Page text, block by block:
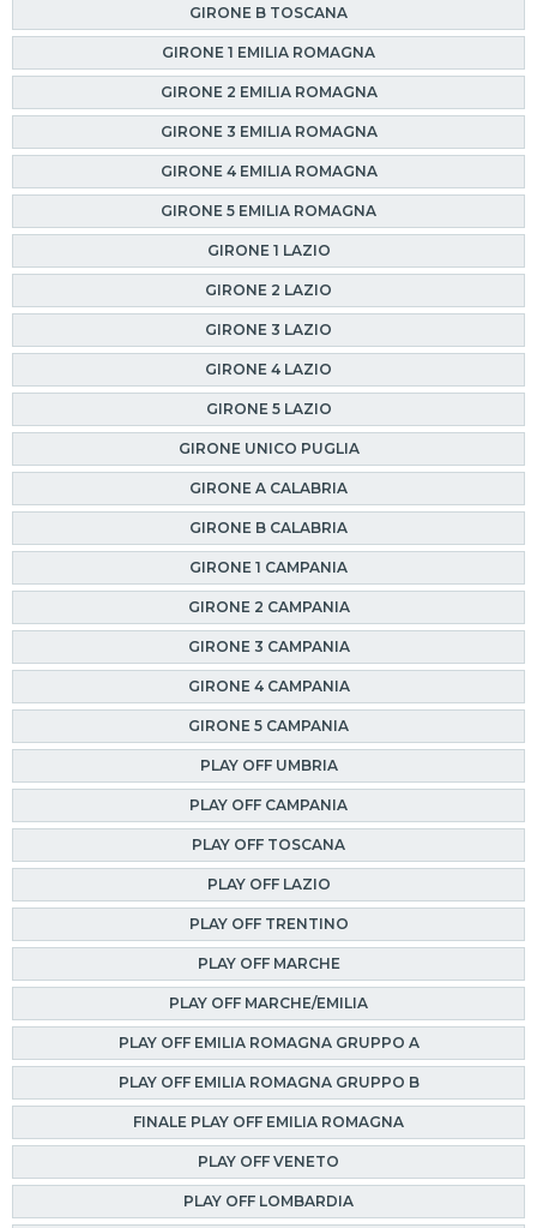
GIRONE B TOSCANA
GIRONE 1 EMILIA ROMAGNA
GIRONE 2 EMILIA ROMAGNA
GIRONE 3 EMILIA ROMAGNA
GIRONE 4 EMILIA ROMAGNA
GIRONE 5 EMILIA ROMAGNA
GIRONE 1 LAZIO
GIRONE 2 LAZIO
GIRONE 3 LAZIO
GIRONE 4 LAZIO
GIRONE 5 LAZIO
GIRONE UNICO PUGLIA
GIRONE A CALABRIA
GIRONE B CALABRIA
GIRONE 1 CAMPANIA
GIRONE 2 CAMPANIA
GIRONE 3 CAMPANIA
GIRONE 4 CAMPANIA
GIRONE 5 CAMPANIA
PLAY OFF UMBRIA
PLAY OFF CAMPANIA
PLAY OFF TOSCANA
PLAY OFF LAZIO
PLAY OFF TRENTINO
PLAY OFF MARCHE
PLAY OFF MARCHE/EMILIA
PLAY OFF EMILIA ROMAGNA GRUPPO A
PLAY OFF EMILIA ROMAGNA GRUPPO B
FINALE PLAY OFF EMILIA ROMAGNA
PLAY OFF VENETO
PLAY OFF LOMBARDIA